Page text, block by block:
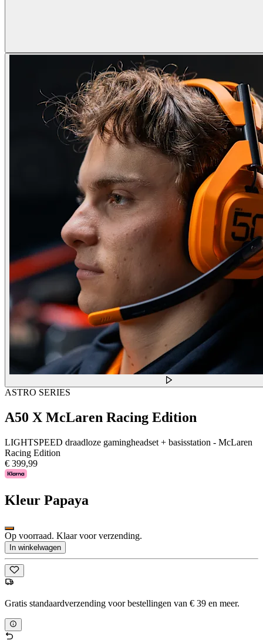
ASTRO SERIES
A50 X McLaren Racing Edition
LIGHTSPEED draadloze gamingheadset + basisstation - McLaren
Racing Edition
€ 399,99
Kleur Papaya
Op voorraad. Klaar voor verzending.
In winkelwagen
Gratis standaardverzending voor bestellingen van € 39 en meer.